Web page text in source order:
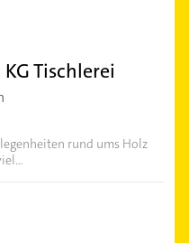
Tischlerei
rund ums Holz